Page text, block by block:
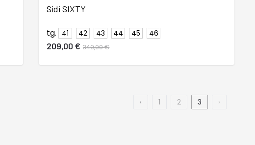
Sidi SIXTY
tg. 41 42 43 44 45 46
209,00 € 349,00 €
‹ 1 2 3 ›